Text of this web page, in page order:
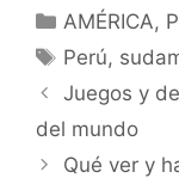
Categorías
AMÉRICA,
Etiquetas
Perú,
Juegos y
del mundo
Qué ver y